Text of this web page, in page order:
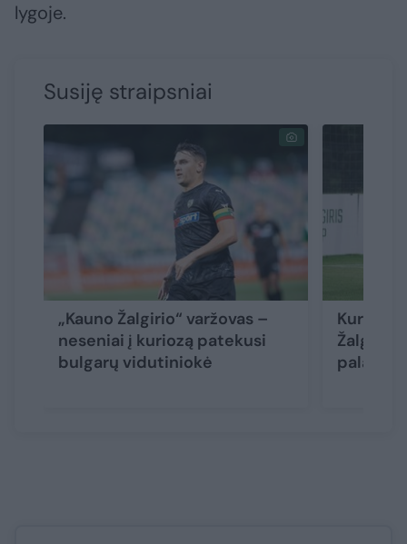
lygoje.
Susiję straipsniai
„Kauno Žalgirio“ varžovas –
neseniai į kuriozą patekusi
bulgarų vidutiniokė
palaikė